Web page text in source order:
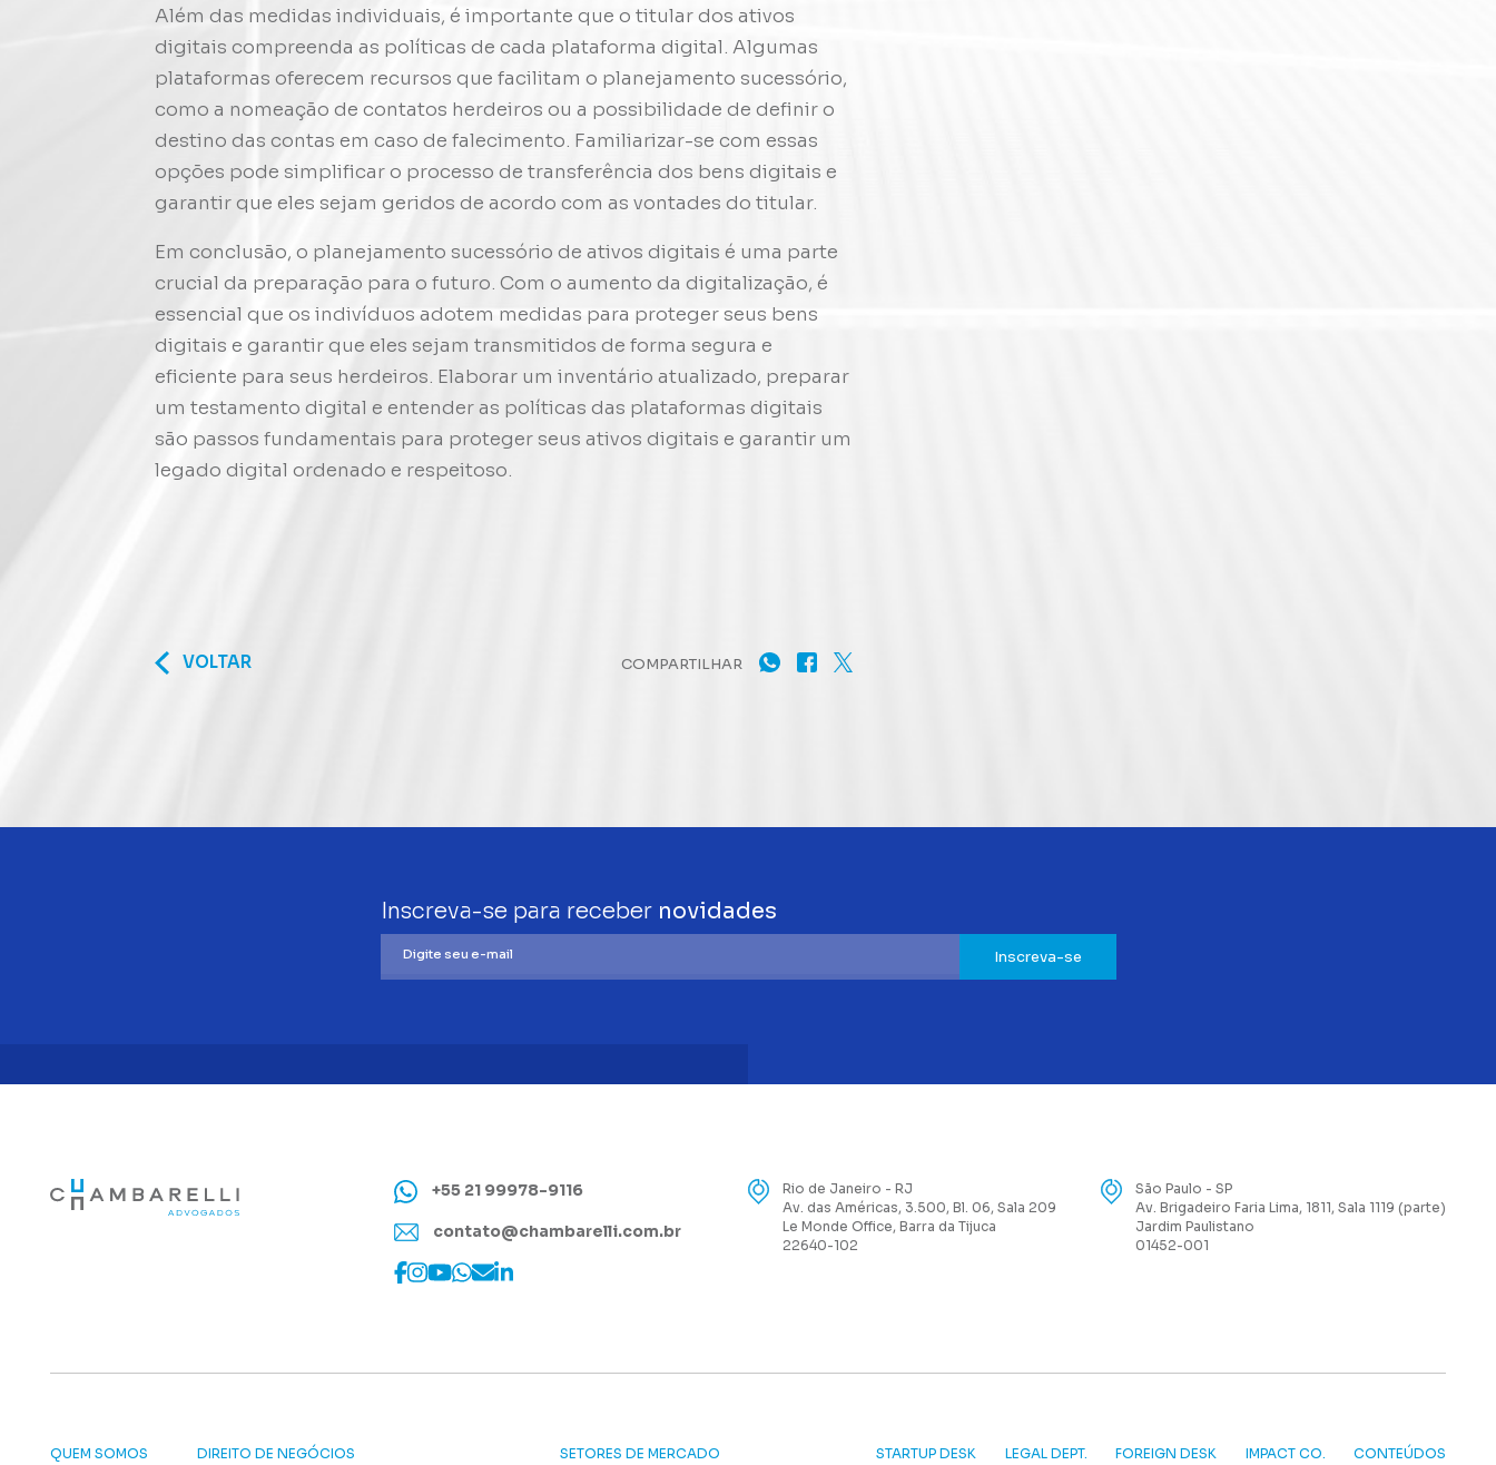
Além das medidas individuais, é importante que o titular dos ativos
digitais compreenda as políticas de cada plataforma digital. Algumas
plataformas oferecem recursos que facilitam o planejamento sucessório,
como a nomeação de contatos herdeiros ou a possibilidade de definir o
destino das contas em caso de falecimento. Familiarizar-se com essas
opções pode simplificar o processo de transferência dos bens digitais e
garantir que eles sejam geridos de acordo com as vontades do titular.
Em conclusão, o planejamento sucessório de ativos digitais é uma parte
crucial da preparação para o futuro. Com o aumento da digitalização, é
essencial que os indivíduos adotem medidas para proteger seus bens
digitais e garantir que eles sejam transmitidos de forma segura e
eficiente para seus herdeiros. Elaborar um inventário atualizado, preparar
um testamento digital e entender as políticas das plataformas digitais
são passos fundamentais para proteger seus ativos digitais e garantir um
legado digital ordenado e respeitoso.
VOLTAR COMPARTILHAR
Inscreva-se para receber novidades
Inscreva-se
+55 21 99978-9116
contato@chambarelli.com.br
Rio de Janeiro - RJ
Av. das Américas, 3.500, Bl. 06, Sala 209
Le Monde Office, Barra da Tijuca
22640-102
São Paulo - SP
Av. Brigadeiro Faria Lima, 1811, Sala 1119 (parte)
Jardim Paulistano
01452-001
QUEM SOMOS DIREITO DE NEGÓCIOS SETORES DE MERCADO STARTUP DESK LEGAL DEPT. FOREIGN DESK IMPACT CO. CONTEÚDOS